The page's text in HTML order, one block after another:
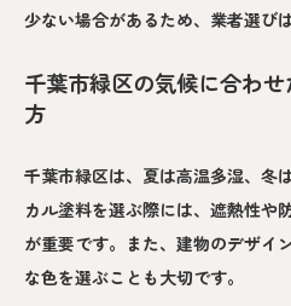
少ない場合があるため、業者選び
千葉市緑区の気候に合わ
方
千葉市緑区は、夏は高温多湿、冬
カル塗料を選ぶ際には、遮熱性や
が重要です。また、建物のデザイ
な色を選ぶことも大切です。